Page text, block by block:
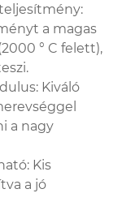
a magas
° C felett),
Kiváló
a nagy
Kis
a jó